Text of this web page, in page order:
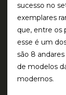
sucesso no
exemplares
que, entre os
esse é um
são 8
de modelos
modernos.